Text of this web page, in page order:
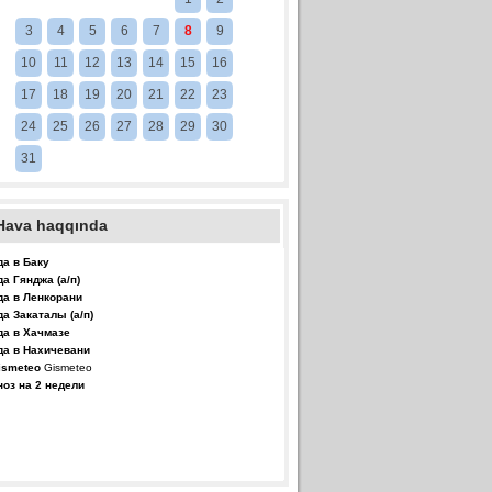
3 4 5 6 7 8 9
10 11 12 13 14 15 16
17 18 19 20 21 22 23
24 25 26 27 28 29 30
31
haqqında
в Баку
Гянджа (а/п)
в Ленкорани
Закаталы (а/п)
в Хачмазе
в Нахичевани
Gismeteo
на 2 недели